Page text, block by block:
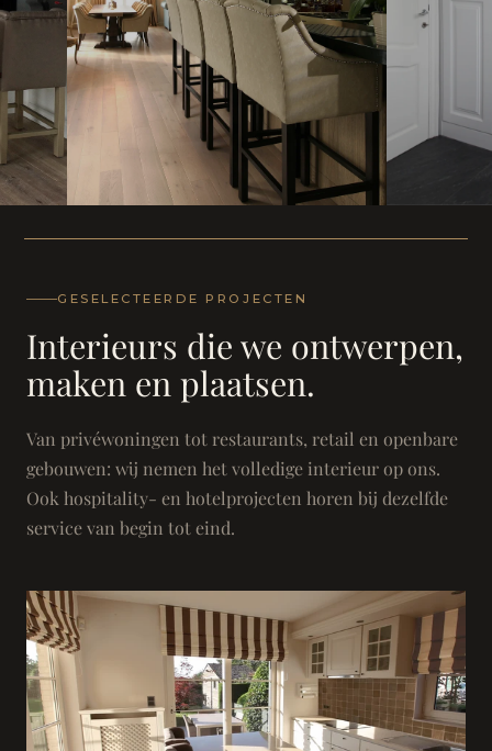
Landhuis - Grimbergen
GESELECTEERDE PROJECTEN
Interieurs die we ontwerpen,
maken en plaatsen.
Van privéwoningen tot restaurants, retail en openbare
gebouwen: wij nemen het volledige interieur op ons.
Ook hospitality- en hotelprojecten horen bij dezelfde
service van begin tot eind.